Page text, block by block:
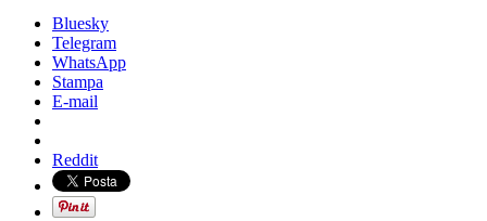
Bluesky
Telegram
WhatsApp
Stampa
E-mail
Reddit